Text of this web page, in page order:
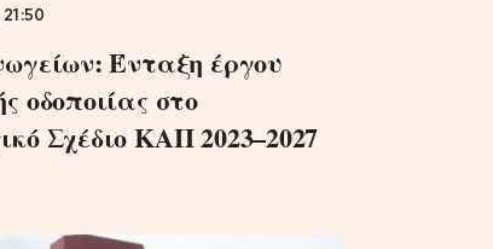
Ένταξη έργου
οδοποιίας στο
Σχέδιο ΚΑΠ 2023–2027